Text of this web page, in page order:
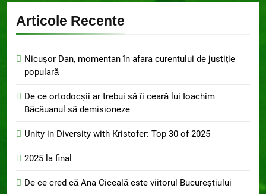
Articole Recente
Nicușor Dan, momentan în afara curentului de justiție
populară
De ce ortodocșii ar trebui să îi ceară lui Ioachim
Băcăuanul să demisioneze
Unity in Diversity with Kristofer: Top 30 of 2025
2025 la final
De ce cred că Ana Ciceală este viitorul Bucureștiului